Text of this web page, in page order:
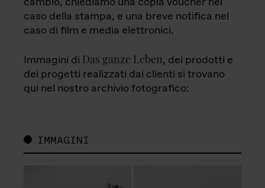
caso della stampa, e una breve notifica nel
caso di film e media elettronici.
Immagini di Das ganze Leben, dei prodotti e
dei progetti realizzati dai clienti si trovano
qui nel nostro archivio fotografico:
IMMAGINI